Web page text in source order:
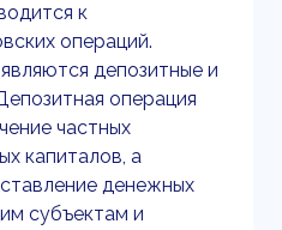
к
операций.
депозитные и
операция
частных
капиталов, а
денежных
субъектам и